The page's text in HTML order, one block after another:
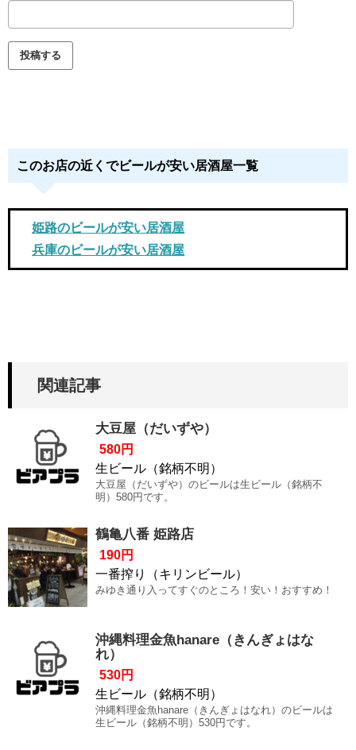
このお店の近くでビールが安い居酒屋一覧
姫路のビールが安い居酒屋
兵庫のビールが安い居酒屋
関連記事
大豆屋（だいずや）
580円
生ビール（銘柄不明）
大豆屋（だいずや）のビールは生ビール（銘柄不
明）580円です。
鶴亀八番 姫路店
190円
一番搾り（キリンビール）
みゆき通り入ってすぐのところ！安い！おすすめ！
沖縄料理金魚hanare（きんぎょはな
れ）
530円
生ビール（銘柄不明）
沖縄料理金魚hanare（きんぎょはなれ）のビールは
生ビール（銘柄不明）530円です。